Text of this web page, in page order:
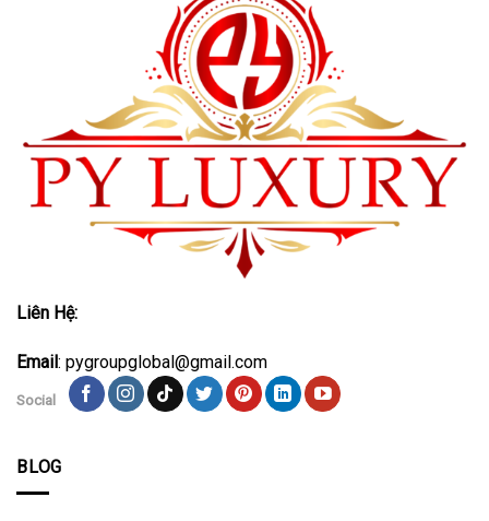
Liên Hệ:
Email : pygroupglobal@gmail.com
Social
BLOG